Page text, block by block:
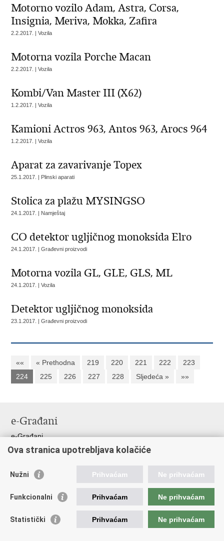
Motorno vozilo Adam, Astra, Corsa,
Insignia, Meriva, Mokka, Zafira
2.2.2017. | Vozila
Motorna vozila Porche Macan
2.2.2017. | Vozila
Kombi/Van Master III (X62)
1.2.2017. | Vozila
Kamioni Actros 963, Antos 963, Arocs 964
1.2.2017. | Vozila
Aparat za zavarivanje Topex
25.1.2017. | Plinski aparati
Stolica za plažu MYSINGSO
24.1.2017. | Namještaj
CO detektor ugljičnog monoksida Elro
24.1.2017. | Građevni proizvodi
Motorna vozila GL, GLE, GLS, ML
24.1.2017. | Vozila
Detektor ugljičnog monoksida
23.1.2017. | Građevni proizvodi
«« « Prethodna 219 220 221 222
223
224
225 226 227 228 Sljedeća » »»
e-Građani
e-Građani
Pristup informacijama
Pravo na pristup informacijama
Pristup otvorenim podacima ministarstva
Važne poveznice
Ova stranica upotrebljava kolačiće
Nužni Prihvaćam Ne prihvaćam
Funkcionalni Prihvaćam Ne prihvaćam
Statistički Prihvaćam Ne prihvaćam